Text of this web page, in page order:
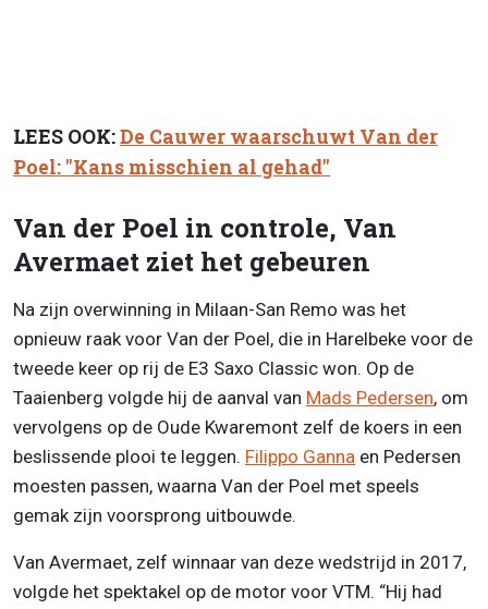
LEES OOK:De Cauwer waarschuwt Van der
Poel: "Kans misschien al gehad"
Van der Poel in controle, Van
Avermaet ziet het gebeuren
Na zijn overwinning in Milaan-San Remo was het
opnieuw raak voor Van der Poel, die in Harelbeke voor de
tweede keer op rij de E3 Saxo Classic won. Op de
Taaienberg volgde hij de aanval van Mads Pedersen, om
vervolgens op de Oude Kwaremont zelf de koers in een
beslissende plooi te leggen. Filippo Ganna en Pedersen
moesten passen, waarna Van der Poel met speels
gemak zijn voorsprong uitbouwde.
Van Avermaet, zelf winnaar van deze wedstrijd in 2017,
volgde het spektakel op de motor voor VTM. “Hij had